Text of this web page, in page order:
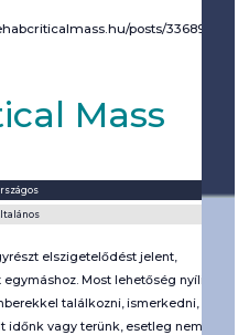
posts/
Mass
elszigetelődést jelent,
Most lehetőség nyílik
találkozni, ismerkedni,
vagy terünk, esetleg nem is